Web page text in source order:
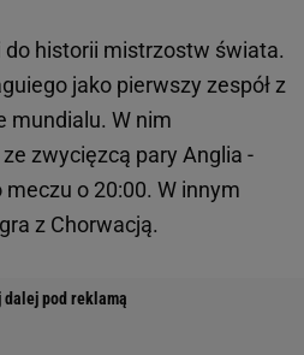
historii mistrzostw świata.
jako pierwszy zespół z
mundialu. W nim
zwycięzcą pary Anglia -
o 20:00. W innym
z Chorwacją.